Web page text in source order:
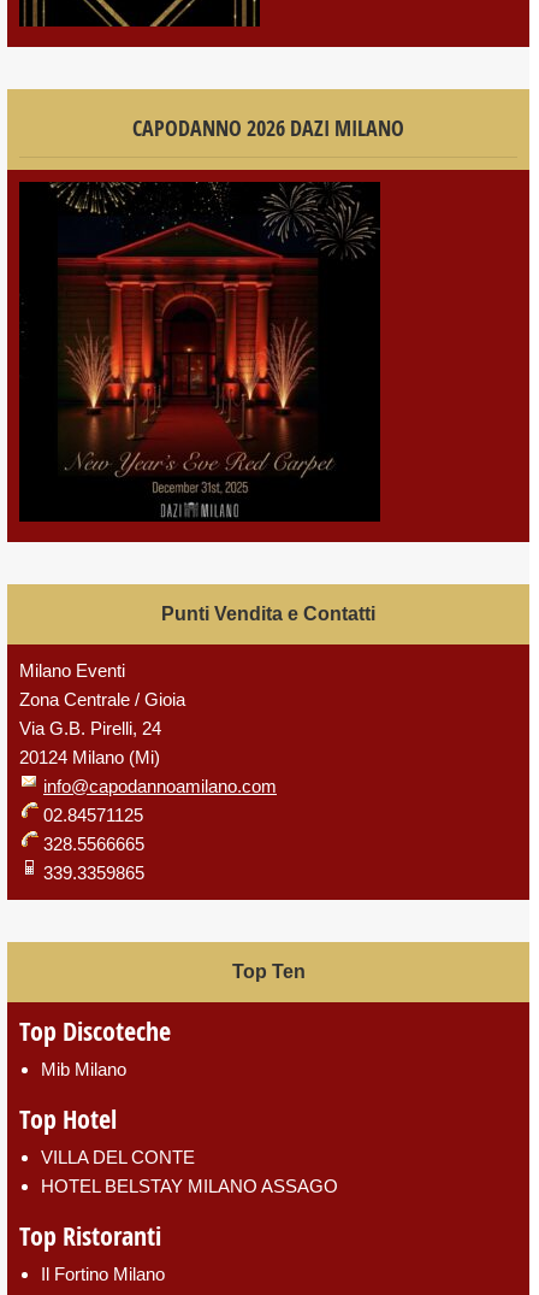
CAPODANNO 2026 DAZI MILANO
Punti Vendita e Contatti
Milano Eventi
Zona Centrale / Gioia
Via G.B. Pirelli, 24
20124 Milano (Mi)
info@capodannoamilano.com
02.84571125
328.5566665
339.3359865
Top Ten
Top Discoteche
Mib Milano
Top Hotel
VILLA DEL CONTE
HOTEL BELSTAY MILANO ASSAGO
Top Ristoranti
Il Fortino Milano